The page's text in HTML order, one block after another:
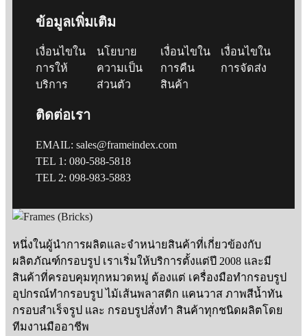
หนึ่งในผู้นำการผลิตและจำหน่ายสินค้าที่เกี่ยวข้องกับ
ผลิตภัณฑ์กรอบรูป เราเริ่มให้บริการตั้งแต่ปี 2008 และมี
สินค้าที่ครอบคุมทุกหมวดหมู่ ต้องแต่ เครื่องมือทำกรอบรูป
อุปกรณ์ทำกรอบรูป ไม้เส้นพลาสติก แคนวาส ภาพสีน้ำทัน
กรอบสำเร็จรูป และ กรอบรูปสั่งทำ สินค้าทุกชนิดผลิตโดย
ทีมงานมืออาชีพ
ข้อมูลเพิ่มเติม
เงื่อนไขใน
การให้
บริการ
นโยบาย
ความเป็น
ส่วนตัว
เงื่อนไขใน
การคืน
สินค้า
เงื่อนไขใน
การจัดส่ง
ติดต่อเรา
EMAIL: sales@frameindex.com
TEL 1: 080-588-5818
TEL 2: 098-983-5883